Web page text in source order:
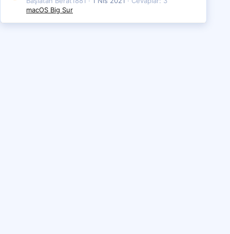
macOS Big Sur